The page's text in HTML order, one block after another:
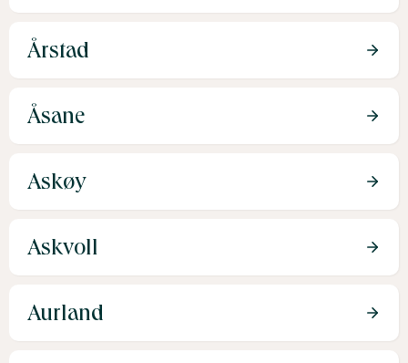
Årstad
Åsane
Askøy
Askvoll
Aurland